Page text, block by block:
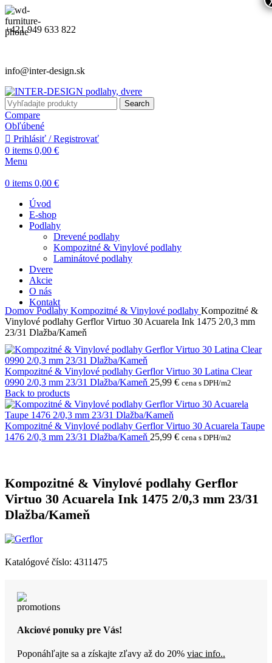
+421 949 633 822
info@inter-design.sk
Search
Compare
Obľúbené
Prihlásiť / Registrovať
0 items 0,00 €
Menu
0 items 0,00 €
Úvod
E-shop
Podlahy
Drevené podlahy
Kompozitné & Vinylové podlahy
Laminátové podlahy
Dvere
Akcie
O nás
Kontakt
Domov Podlahy Kompozitné & Vinylové podlahy Kompozitné &
Vinylové podlahy Gerflor Virtuo 30 Acuarela Ink 1475 2/0,3 mm
23/31 Dlažba/Kameň
Kompozitné & Vinylové podlahy Gerflor Virtuo 30 Latina Clear
0990 2/0,3 mm 23/31 Dlažba/Kameň 25,99 € cena s DPH/m2
Back to products
Kompozitné & Vinylové podlahy Gerflor Virtuo 30 Acuarela Taupe
1476 2/0,3 mm 23/31 Dlažba/Kameň 25,99 € cena s DPH/m2
Kompozitné & Vinylové podlahy Gerflor
Virtuo 30 Acuarela Ink 1475 2/0,3 mm 23/31
Dlažba/Kameň
Katalógové číslo: 4311475
Akciové ponuky pre Vás!
Poponáhľajte sa a získajte zľavy až do 20% viac info..